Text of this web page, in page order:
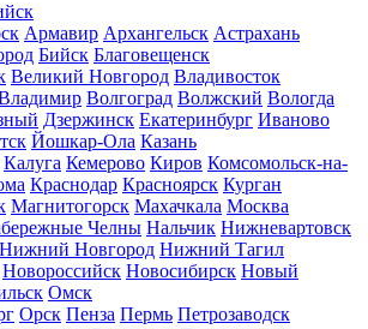
Армавир Архангельск Астрахань
Бийск Благовещенск
Великий Новгород Владивосток
Волгоград Волжский Вологда
Дзержинск Екатеринбург Иваново
Йошкар-Ола Казань
Калуга Кемерово Киров Комсомольск-на-
Краснодар Красноярск Курган
Магнитогорск Махачкала Москва
Челны Нальчик Нижневартовск
Нижний Новгород Нижний Тагил
Новороссийск Новосибирск Новый
Омск
Орск Пенза Пермь Петрозаводск